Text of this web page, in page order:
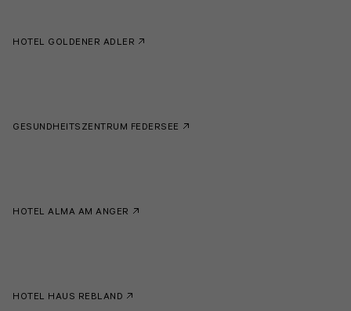
HOTEL GOLDENER ADLER
GESUNDHEITSZENTRUM FEDERSEE
HOTEL ALMA AM ANGER
HOTEL HAUS REBLAND